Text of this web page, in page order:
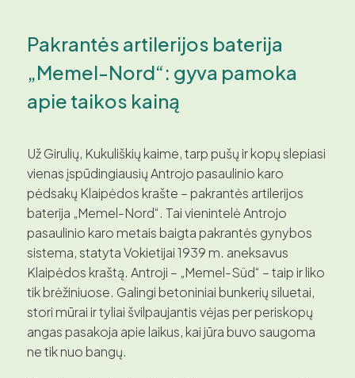
Pakrantės artilerijos baterija
„Memel-Nord“: gyva pamoka
apie taikos kainą
Už Girulių, Kukuliškių kaime, tarp pušų ir kopų slepiasi
vienas įspūdingiausių Antrojo pasaulinio karo
pėdsakų Klaipėdos krašte – pakrantės artilerijos
baterija „Memel-Nord“. Tai vienintelė Antrojo
pasaulinio karo metais baigta pakrantės gynybos
sistema, statyta Vokietijai 1939 m. aneksavus
Klaipėdos kraštą. Antroji – „Memel-Süd“ – taip ir liko
tik brėžiniuose. Galingi betoniniai bunkerių siluetai,
stori mūrai ir tyliai švilpaujantis vėjas per periskopų
angas pasakoja apie laikus, kai jūra buvo saugoma
ne tik nuo bangų.